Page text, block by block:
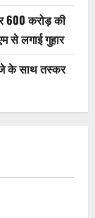
600 करोड़ की
से लगाई गुहार
के साथ तस्कर